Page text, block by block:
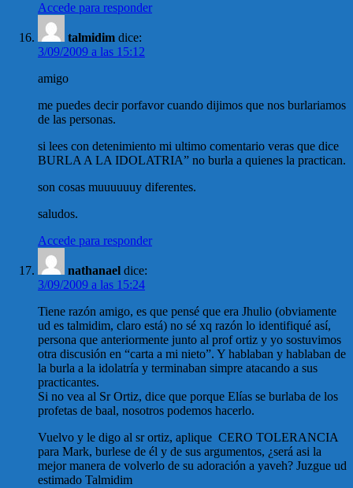
Accede para responder
talmidim dice:
3/09/2009 a las 15:12
amigo
me puedes decir porfavor cuando dijimos que nos burlariamos
de las personas.
si lees con detenimiento mi ultimo comentario veras que dice
BURLA A LA IDOLATRIA” no burla a quienes la practican.
son cosas muuuuuuy diferentes.
saludos.
Accede para responder
nathanael dice:
3/09/2009 a las 15:24
Tiene razón amigo, es que pensé que era Jhulio (obviamente
ud es talmidim, claro está) no sé xq razón lo identifiqué así,
persona que anteriormente junto al prof ortiz y yo sostuvimos
otra discusión en “carta a mi nieto”. Y hablaban y hablaban de
la burla a la idolatría y terminaban simpre atacando a sus
practicantes.
Si no vea al Sr Ortiz, dice que porque Elías se burlaba de los
profetas de baal, nosotros podemos hacerlo.
Vuelvo y le digo al sr ortiz, aplique CERO TOLERANCIA
para Mark, burlese de él y de sus argumentos, ¿será asi la
mejor manera de volverlo de su adoración a yaveh? Juzgue ud
estimado Talmidim